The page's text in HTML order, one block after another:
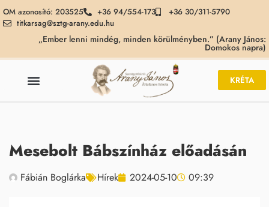
OM azonosító: 203525 +36 94/554-173
+36 30/311-5790
titkarsag@sztg-arany.edu.hu
„Ember lenni mindég, minden körülményben.” (Arany János:
Domokos napra)
KRÉTA
Mesebolt Bábszínház előadásán
Fábián Boglárka Hírek 2024-05-10 09:39